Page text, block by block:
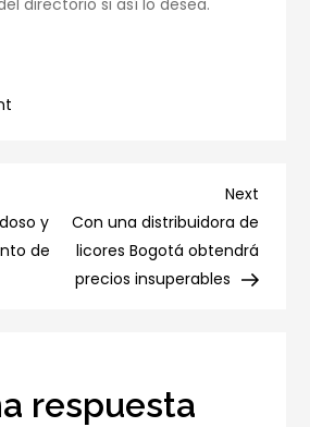
http://www.piezasdesegundamano.es/
no
hay
reparar
y
de
Next
Post
Next
Con una distribuidora de
licores Bogotá obtendrá
precios insuperables
respuesta